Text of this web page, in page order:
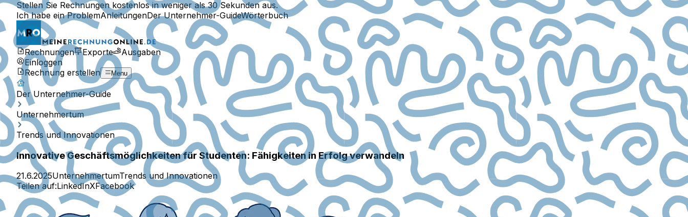
Stellen Sie Rechnungen kostenlos in weniger als 30 Sekunden aus.
Ich habe ein ProblemAnleitungenDer Unternehmer-GuideWörterbuch
Rechnungen Exporte
Ausgaben
Einloggen
Rechnung erstellen
Menu
Der Unternehmer-Guide
Unternehmertum
Trends und Innovationen
Innovative Geschäftsmöglichkeiten für Studenten: Fähigkeiten in Erfolg verwandeln
21.6.2025UnternehmertumTrends und Innovationen
Teilen auf:LinkedInXFacebook